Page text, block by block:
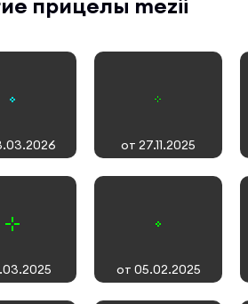
прицелы mezii
от 27.11.2025
от 05.02.2025